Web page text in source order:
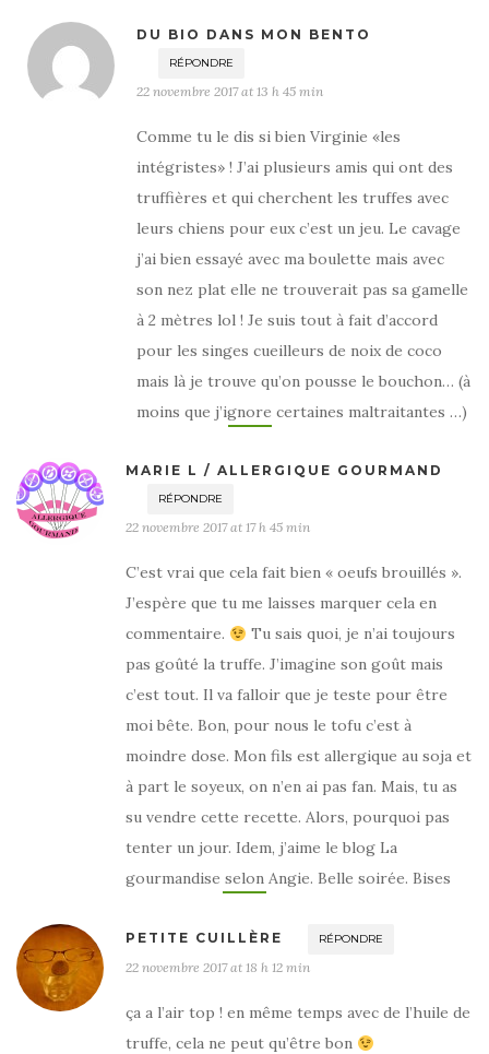
DU BIO DANS MON BENTO
RÉPONDRE
22 novembre 2017 at 13 h 45 min
Comme tu le dis si bien Virginie «les
intégristes» ! J’ai plusieurs amis qui ont des
truffières et qui cherchent les truffes avec
leurs chiens pour eux c’est un jeu. Le cavage
j’ai bien essayé avec ma boulette mais avec
son nez plat elle ne trouverait pas sa gamelle
à 2 mètres lol ! Je suis tout à fait d’accord
pour les singes cueilleurs de noix de coco
mais là je trouve qu’on pousse le bouchon… (à
moins que j’ignore certaines maltraitantes …)
MARIE L / ALLERGIQUE GOURMAND
RÉPONDRE
22 novembre 2017 at 17 h 45 min
C’est vrai que cela fait bien « oeufs brouillés ».
J’espère que tu me laisses marquer cela en
commentaire.
Tu sais quoi, je n’ai toujours
pas goûté la truffe. J’imagine son goût mais
c’est tout. Il va falloir que je teste pour être
moi bête. Bon, pour nous le tofu c’est à
moindre dose. Mon fils est allergique au soja et
à part le soyeux, on n’en ai pas fan. Mais, tu as
su vendre cette recette. Alors, pourquoi pas
tenter un jour. Idem, j’aime le blog La
gourmandise selon Angie. Belle soirée. Bises
PETITE CUILLÈRE RÉPONDRE
22 novembre 2017 at 18 h 12 min
ça a l’air top ! en même temps avec de l’huile de
truffe, cela ne peut qu’être bon